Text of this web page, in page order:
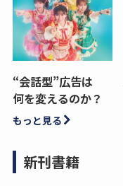
“会話型”広告は
何を変えるのか？
もっと見る
新刊書籍